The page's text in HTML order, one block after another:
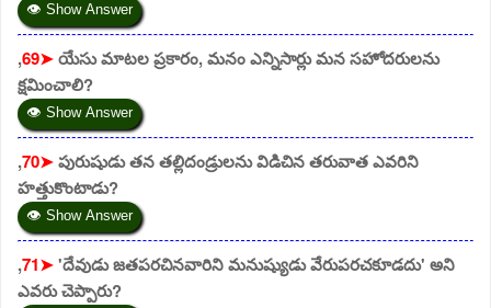
👁 Show Answer
,69➤యేసు మాటల ప్రకారం, మనం ఎన్నిసార్లు మన సహోదరులను
క్షమించాలి?
👁 Show Answer
,70➤పురుషుడు తన తల్లిదండ్రులను విడిచిన తరువాత ఎవరిని
హత్తుకొంటాడు?
👁 Show Answer
,71➤'దేవుడు జతపరచినవారిని మనుష్యుడు వేరుపరచకూడదు' అని
ఎవరు చెప్పారు?